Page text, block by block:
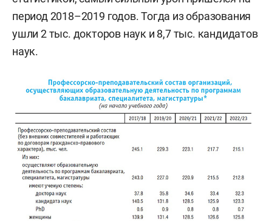
период 2018–2019 годов. Тогда из образования
ушли 2 тыс. докторов наук и 8,7 тыс. кандидатов
наук.